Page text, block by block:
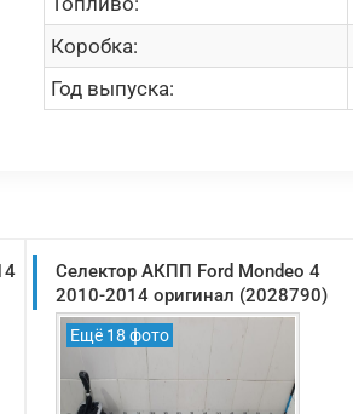
Коробка:
Год выпуска:
Селектор АКПП Ford Mondeo 4
2010-2014 оригинал (2028790)
Ещё 18 фото